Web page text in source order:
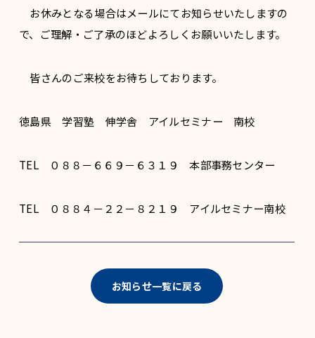
お休みとなる場合はメールにてお知らせいたしますの
で、ご理解・ご了承のほどよろしくお願いいたします。
皆さんのご来校をお待ちしております。
徳島県 学習塾 伸学舎 アイルセミナー 南校
TEL ０８８－６６９－６３１９ 本部事務センター
TEL ０８８４－２２－８２１９ アイルセミナー南校
お知らせ一覧に戻る